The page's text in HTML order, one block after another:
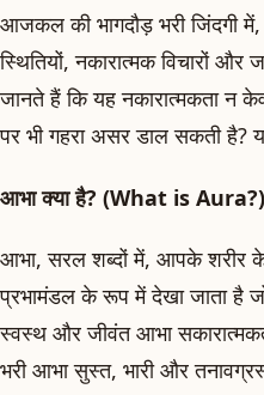
आजकल की भागदौड़ भरी जिंदगी में,
स्थितियों, नकारात्मक विचारों
जानते हैं कि यह नकारात्मकता न
पर भी गहरा असर डाल सकती है?
आभा क्या है? (What is Aura?)
आभा, सरल शब्दों में, आपके शरीर के
प्रभामंडल के रूप में देखा जाता है
स्वस्थ और जीवंत आभा
भरी आभा सुस्त, भारी और